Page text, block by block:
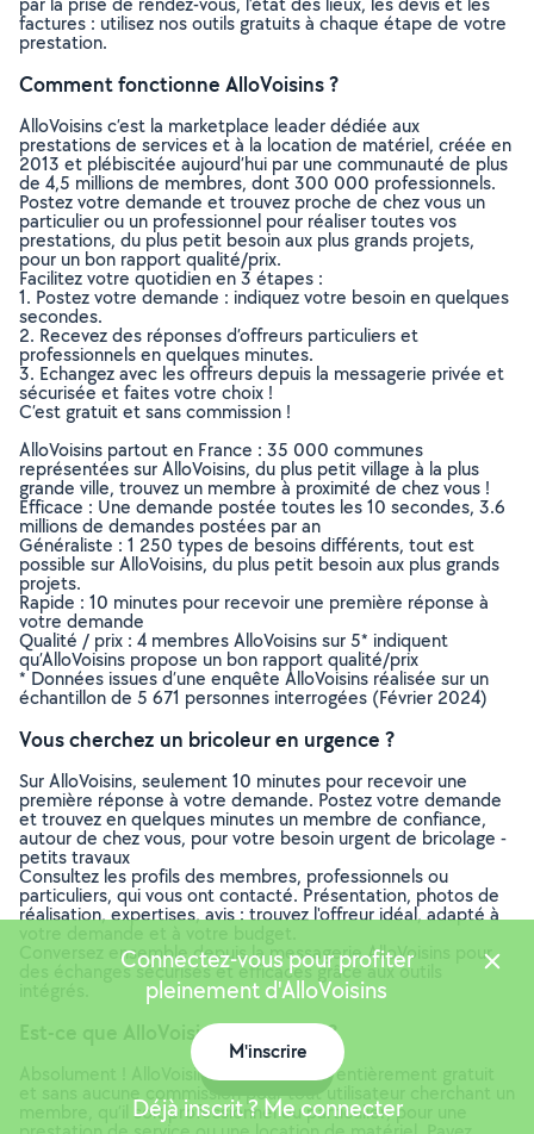
factures : utilisez nos outils gratuits à chaque étape de votre
prestation.
Comment fonctionne AlloVoisins ?
AlloVoisins c’est la marketplace leader dédiée aux
prestations de services et à la location de matériel, créée en
2013 et plébiscitée aujourd’hui par une communauté de plus
de 4,5 millions de membres, dont 300 000 professionnels.
Postez votre demande et trouvez proche de chez vous un
particulier ou un professionnel pour réaliser toutes vos
prestations, du plus petit besoin aux plus grands projets,
pour un bon rapport qualité/prix.
Facilitez votre quotidien en 3 étapes :
1. Postez votre demande : indiquez votre besoin en quelques
secondes.
2. Recevez des réponses d’offreurs particuliers et
professionnels en quelques minutes.
3. Echangez avec les offreurs depuis la messagerie privée et
sécurisée et faites votre choix !
C’est gratuit et sans commission !
AlloVoisins partout en France : 35 000 communes
représentées sur AlloVoisins, du plus petit village à la plus
grande ville, trouvez un membre à proximité de chez vous !
Efficace : Une demande postée toutes les 10 secondes, 3.6
millions de demandes postées par an
Généraliste : 1 250 types de besoins différents, tout est
possible sur AlloVoisins, du plus petit besoin aux plus grands
projets.
Rapide : 10 minutes pour recevoir une première réponse à
votre demande
Qualité / prix : 4 membres AlloVoisins sur 5* indiquent
qu’AlloVoisins propose un bon rapport qualité/prix
* Données issues d’une enquête AlloVoisins réalisée sur un
échantillon de 5 671 personnes interrogées (Février 2024)
Vous cherchez un bricoleur en urgence ?
Sur AlloVoisins, seulement 10 minutes pour recevoir une
première réponse à votre demande. Postez votre demande
et trouvez en quelques minutes un membre de confiance,
autour de chez vous, pour votre besoin urgent de bricolage -
petits travaux
Consultez les profils des membres, professionnels ou
particuliers, qui vous ont contacté. Présentation, photos de
réalisation, expertises, avis : trouvez l'offreur idéal, adapté à
Conversez ensemble depuis la messagerie AlloVoisins pour
des échanges sécurisés et efficaces grâce aux outils
Est-ce que AlloVoisins est gratuit ?
Absolument ! AlloVoisins est un service entièrement gratuit
et sans aucune commission pour tout utilisateur cherchant un
membre, qu’il soit professionnel ou particulier, pour une
Connectez-vous pour profiter
pleinement d'AlloVoisins
M'inscrire
Déjà inscrit ? Me connecter